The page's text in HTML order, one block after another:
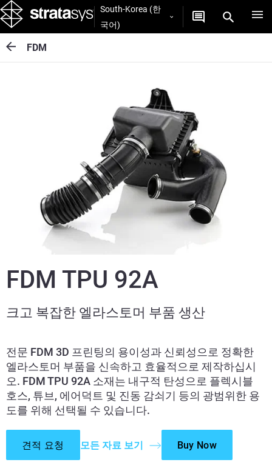
South-Korea (한
국어)
FDM
FDM TPU 92A
크고 복잡한 엘라스토머 부품 생산
전문 FDM 3D 프린팅의 용이성과 신뢰성으로 정확한
엘라스토머 부품을 신속하고 효율적으로 제작하십시
오. FDM TPU 92A 소재는 내구적 탄성으로 플렉시블
호스, 튜브, 에어덕트 및 진동 감쇠기 등의 광범위한 용
도를 위해 선택될 수 있습니다.
견적 요청 모든 자료 보기 Buy Now